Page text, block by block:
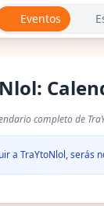
Eventos
completo de
a TraYtoNlol, serás